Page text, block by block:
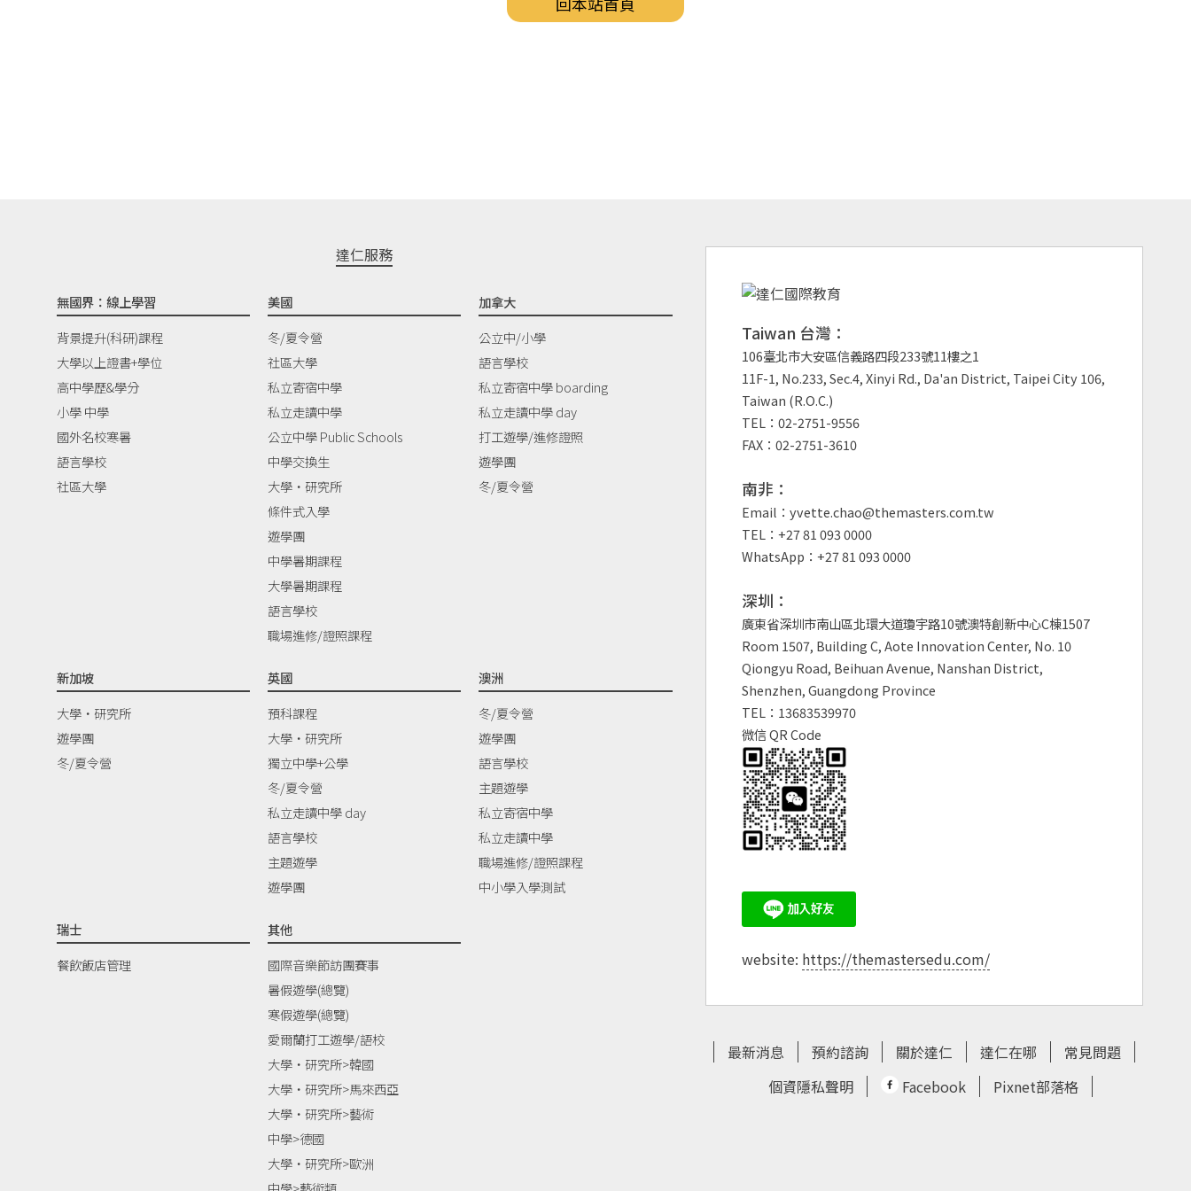
達仁服務
無國界：線上學習
背景提升(科研)課程
大學以上證書+學位
高中學歷&學分
小學 中學
國外名校寒暑
語言學校
社區大學
美國
冬/夏令營
社區大學
私立寄宿中學
私立走讀中學
公立中學 Public Schools
中學交換生
大學‧研究所
條件式入學
遊學團
中學暑期課程
大學暑期課程
語言學校
職場進修/證照課程
加拿大
公立中/小學
語言學校
私立寄宿中學 boarding
私立走讀中學 day
打工遊學/進修證照
遊學團
冬/夏令營
新加坡
大學‧研究所
遊學團
冬/夏令營
英國
預科課程
大學‧研究所
獨立中學+公學
冬/夏令營
私立走讀中學 day
語言學校
主題遊學
遊學團
澳洲
冬/夏令營
遊學團
語言學校
主題遊學
私立寄宿中學
私立走讀中學
職場進修/證照課程
中小學入學測試
瑞士
餐飲飯店管理
其他
國際音樂節訪團賽事
暑假遊學(總覽)
寒假遊學(總覽)
愛爾蘭打工遊學/語校
大學‧研究所>韓國
大學‧研究所>馬來西亞
大學‧研究所>藝術
中學>德國
大學‧研究所>歐洲
Taiwan 台灣：
106臺北市大安區信義路四段233號11樓之1
11F-1, No.233, Sec.4, Xinyi Rd., Da'an District, Taipei City 106,
Taiwan (R.O.C.)
TEL：02-2751-9556
FAX：02-2751-3610
南非：
Email：yvette.chao@themasters.com.tw
TEL：+27 81 093 0000
WhatsApp：+27 81 093 0000
深圳：
廣東省深圳市南山區北環大道瓊宇路10號澳特創新中心C棟1507
Room 1507, Building C, Aote Innovation Center, No. 10
Qiongyu Road, Beihuan Avenue, Nanshan District,
Shenzhen, Guangdong Province
TEL：13683539970
微信 QR Code
website: https://themastersedu.com/
最新消息 預約諮詢 關於達仁 達仁在哪
常見問題
個資隱私聲明
Facebook Pixnet部落格